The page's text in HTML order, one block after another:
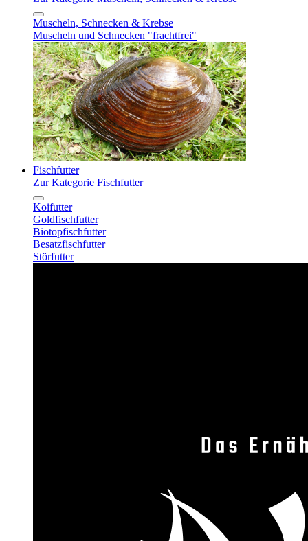
Muscheln, Schnecken & Krebse
Muscheln und Schnecken "frachtfrei"
Fischfutter
Zur Kategorie Fischfutter
Koifutter
Goldfischfutter
Biotopfischfutter
Besatzfischfutter
Störfutter